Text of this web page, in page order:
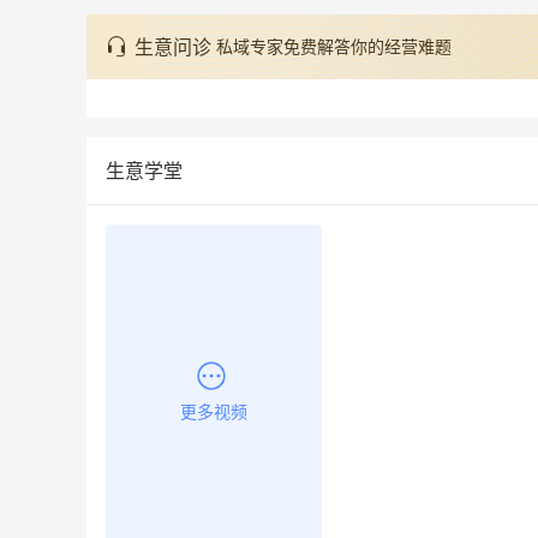
生意问诊 私域专家免费解答你的经营难题
生意学堂
更多视频